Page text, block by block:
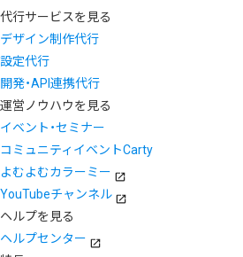
代行サービスを見る
デザイン制作代行
設定代行
開発・API連携代行
運営ノウハウを見る
イベント・セミナー
コミュニティイベントCarty
よむよむカラーミー
YouTubeチャンネル
ヘルプを見る
ヘルプセンター